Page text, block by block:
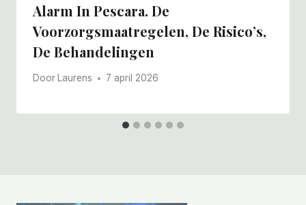
Alarm In Pescara. De
Voorzorgsmaatregelen, De Risico’s,
De Behandelingen
Door Laurens 7 april 2026